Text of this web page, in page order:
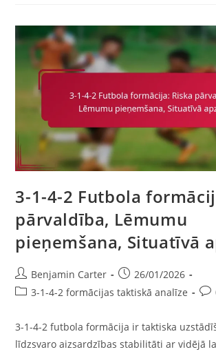
Lomas,
Taktiskās
Pielāgošanas,
Enerģijas
Infūzija
3-1-4-2 Futbola
pārvaldība, Lēmumu
pieņemšana, Situatīvā
Post
author:
Benjamin Carter
Post
published:
26/01/2026
Post3-1-4-2 formācijas taktiskā analīze
3-1-4-2 futbola formācija ir taktiska
līdzsvaro aizsardzības stabilitāti ar vidējā